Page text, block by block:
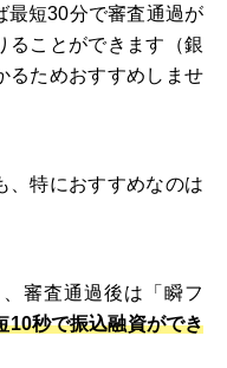
最短30分で審査通過が
ることができます（銀
ためおすすめしませ
、特におすすめなのは
審査通過後は「瞬フ
10秒で振込融資ができ